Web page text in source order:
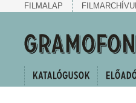
FILMALAP